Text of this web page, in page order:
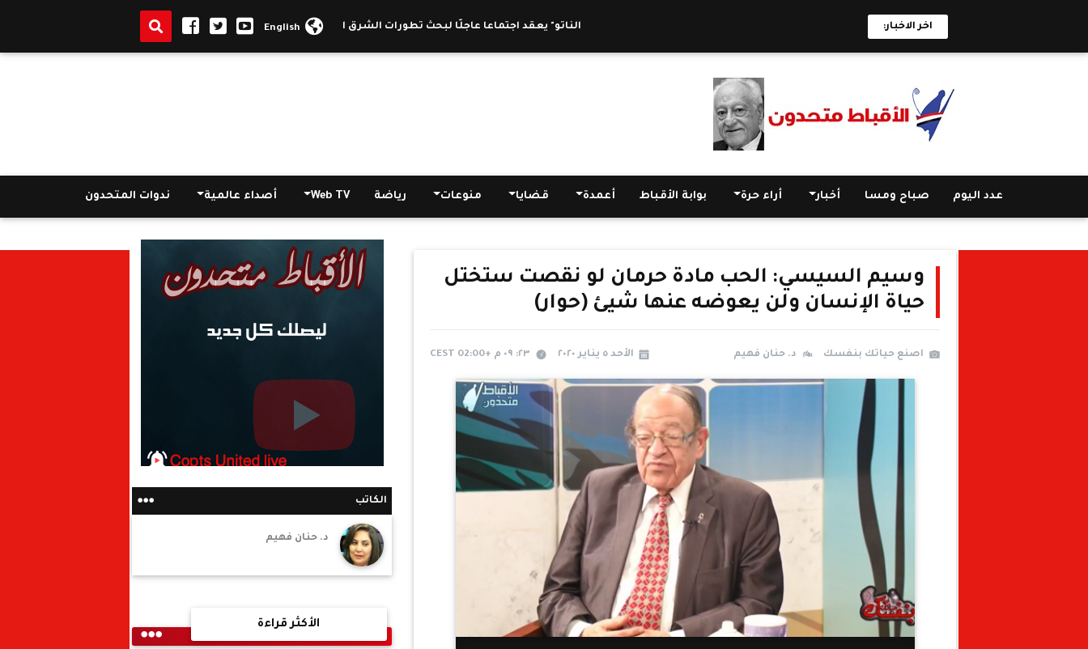
اخر الاخبار: "الناتو" يعقد اجتماعا عاجلًا لبحث تطورات الشرق الأوسط مسئول أمريكي: الصواريخ الإيرانية في حالة تأهب
English
عدد اليوم صباح ومسا أخبار أراء حرة بوابة الأقباط أعمدة قضايا منوعات رياضة Web TV أصداء عالمية ندوات المتحدون
وسيم السيسي: الحب مادة حرمان لو نقصت ستختل
حياة الإنسان ولن يعوضه عنها شيئ (حوار)
اصنع حياتك بنفسك د. حنان فهيم الأحد ٥ يناير ٢٠٢٠ ٢٣: ٠٩ م +02:00 CEST
الكاتب
د. حنان فهيم
الأكثر قراءة